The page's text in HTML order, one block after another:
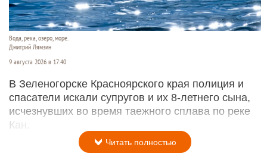
Вода, река, озеро, море.
Дмитрий Лямзин
9 августа 2026 в 17:40
В Зеленогорске Красноярского края полиция и
спасатели искали супругов и их 8-летнего сына,
исчезнувших во время таежного сплава по реке
Кан.
Читать полностью